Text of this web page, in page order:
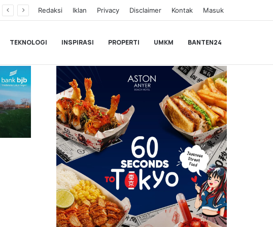
Redaksi Iklan Privacy Disclaimer Kontak Masuk
TEKNOLOGI INSPIRASI PROPERTI UMKM BANTEN24